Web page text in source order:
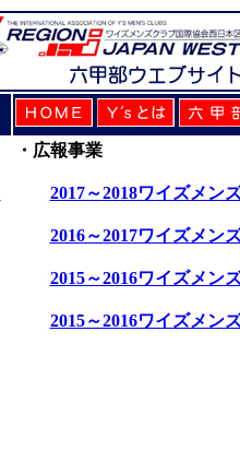
・広報事業
2017～2018ワイズメン
2016～2017ワイズメン
2015～2016ワイズメン
2015～2016ワイズメン